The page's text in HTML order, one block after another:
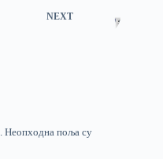
NEXT
Неопходна поља су